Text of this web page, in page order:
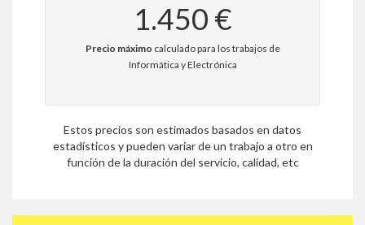
1.450 €
Precio máximo calculado para los trabajos de
Informática y Electrónica
Estos precios son estimados basados en datos
estadísticos y pueden variar de un trabajo a otro en
función de la duración del servicio, calidad, etc